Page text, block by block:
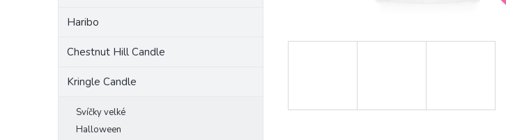
Haribo
Chestnut Hill Candle
Kringle Candle
Svíčky velké
Halloween